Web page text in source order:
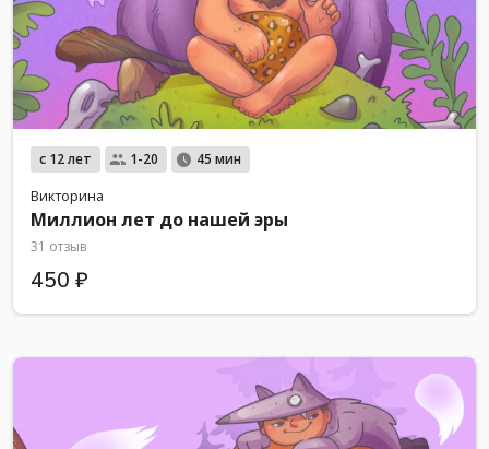
с 12 лет 1-20 45 мин
Викторина
Миллион лет до нашей эры
31 отзыв
450 ₽